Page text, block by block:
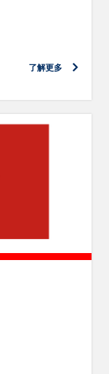
了解更多